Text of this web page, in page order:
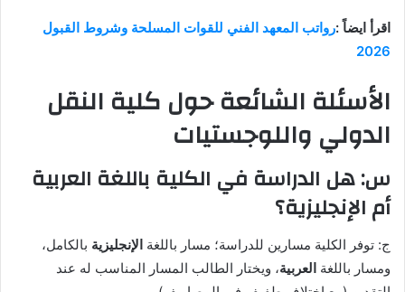
اقرأ ايضاً :رواتب المعهد الفني للقوات المسلحة وشروط القبول
2026
الأسئلة الشائعة حول كلية النقل
الدولي واللوجستيات
س: هل الدراسة في الكلية باللغة العربية
أم الإنجليزية؟
ج: توفر الكلية مسارين للدراسة؛ مسار باللغة الإنجليزية بالكامل،
ومسار باللغة العربية، ويختار الطالب المسار المناسب له عند